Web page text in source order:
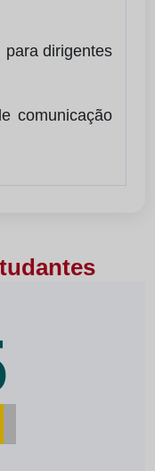
para dirigentes
comunicação